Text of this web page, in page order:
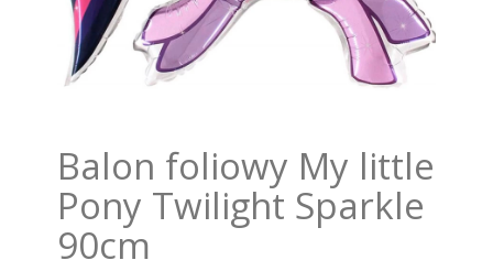
BUTLA Z HELEM
Balon foliowy My little
Pony Twilight Sparkle
90cm